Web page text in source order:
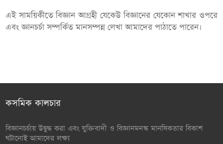
এই সাময়িকীতে বিজ্ঞান আগ্রহী যেকেউ বিজ্ঞানের যেকোন শাখার ওপরে
এবং জ্ঞানচর্চা সম্পর্কিত মানসম্পন্ন লেখা আমাদের পাঠাতে পারেন।
কসমিক কালচার
বিজ্ঞানচর্চায় উদ্বুদ্ধ করা এবং যুক্তিবাদী ও বিজ্ঞানমনস্ক মানসিকতার বিকাশ
ঘটানোই আমাদের লক্ষ্য